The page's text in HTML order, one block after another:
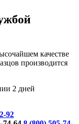
качестве
производится
92